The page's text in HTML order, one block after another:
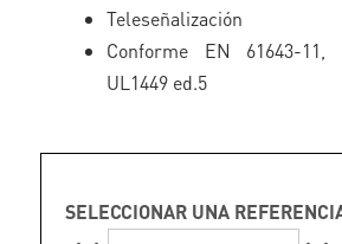
Teleseñalización
Conforme EN 61643-11,
UL1449 ed.5
SELECCIONAR UNA